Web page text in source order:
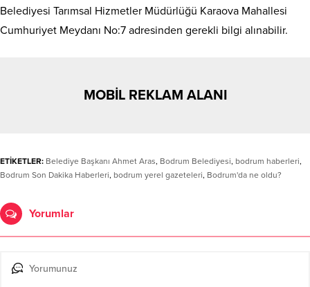
Belediyesi Tarımsal Hizmetler Müdürlüğü Karaova Mahallesi
Cumhuriyet Meydanı No:7 adresinden gerekli bilgi alınabilir.
MOBİL REKLAM ALANI
ETİKETLER: Belediye Başkanı Ahmet Aras, Bodrum Belediyesi, bodrum haberleri,
Bodrum Son Dakika Haberleri, bodrum yerel gazeteleri, Bodrum'da ne oldu?
Yorumlar